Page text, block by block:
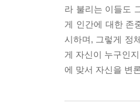
라 불리는 이들도
게 인간에 대한 존
시하며, 그렇게 정
게 자신이 누구인
에 맞서 자신을 변